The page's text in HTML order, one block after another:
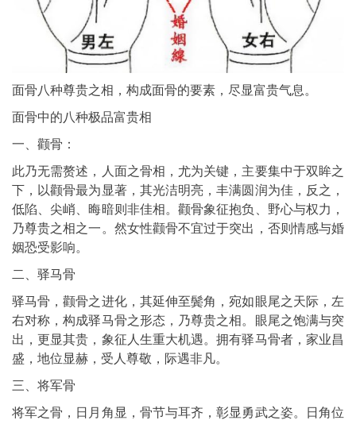
面骨八种尊贵之相，构成面骨的要素，尽显富贵气息。
面骨中的八种极品富贵相
一、颧骨：
此乃无需赘述，人面之骨相，尤为关键，主要集中于双眸之
下，以颧骨最为显著，其光洁明亮，丰满圆润为佳，反之，
低陷、尖峭、晦暗则非佳相。颧骨象征抱负、野心与权力，
乃尊贵之相之一。然女性颧骨不宜过于突出，否则情感与婚
姻恐受影响。
二、驿马骨
驿马骨，颧骨之进化，其延伸至鬓角，宛如眼尾之天际，左
右对称，构成驿马骨之形态，乃尊贵之相。眼尾之饱满与突
出，更显其贵，象征人生重大机遇。拥有驿马骨者，家业昌
盛，地位显赫，受人尊敬，际遇非凡。
三、将军骨
将军之骨，日月角显，骨节与耳齐，彰显勇武之姿。日角位